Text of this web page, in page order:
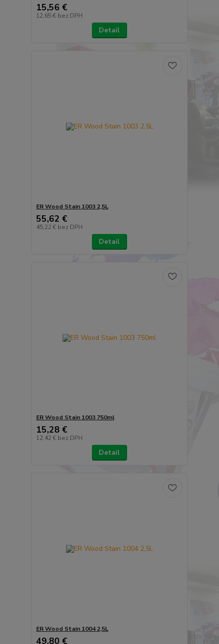
15,56 €
12,65 € bez DPH
Detail
ER Wood Stain 1003 2,5L
55,62 €
45,22 € bez DPH
Detail
ER Wood Stain 1003 750ml
15,28 €
12,42 € bez DPH
Detail
ER Wood Stain 1004 2,5L
49,80 €